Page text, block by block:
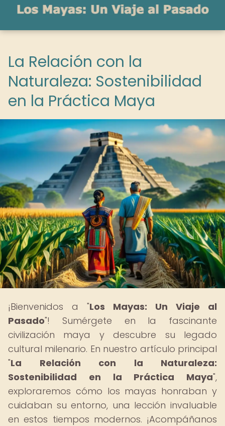
La Relación con la
Naturaleza: Sostenibilidad
en la Práctica Maya
¡Bienvenidos a "Los Mayas: Un Viaje al
Pasado"! Sumérgete en la fascinante
civilización maya y descubre su legado
cultural milenario. En nuestro artículo principal
"La Relación con la Naturaleza:
Sostenibilidad en la Práctica Maya",
exploraremos cómo los mayas honraban y
cuidaban su entorno, una lección invaluable
en estos tiempos modernos. ¡Acompáñanos